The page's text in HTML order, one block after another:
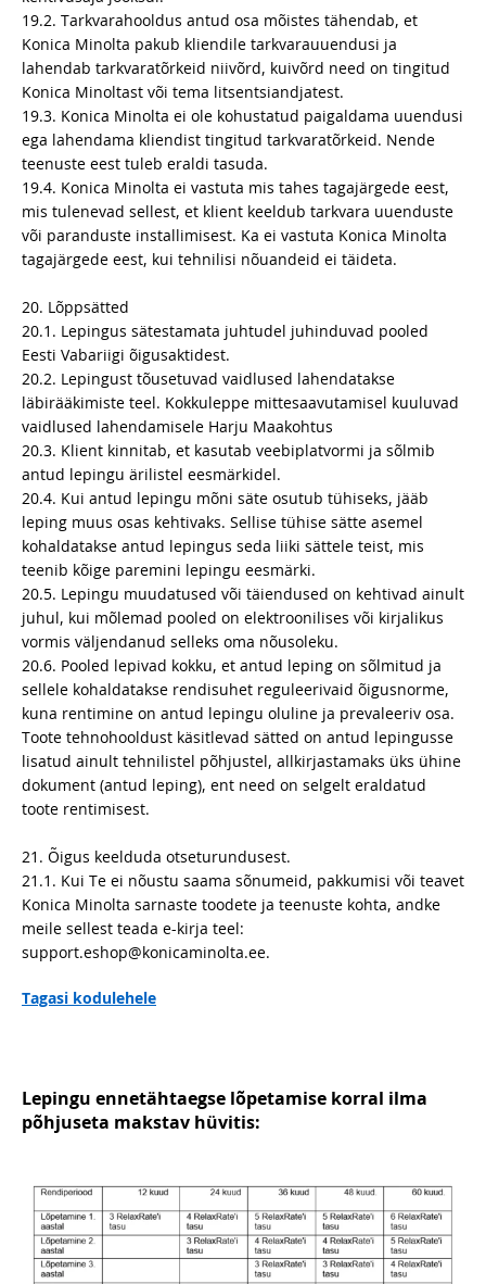
19.2. Tarkvarahooldus antud osa mõistes tähendab, et
Konica Minolta pakub kliendile tarkvarauuendusi ja
lahendab tarkvaratõrkeid niivõrd, kuivõrd need on tingitud
Konica Minoltast või tema litsentsiandjatest.
19.3. Konica Minolta ei ole kohustatud paigaldama uuendusi
ega lahendama kliendist tingitud tarkvaratõrkeid. Nende
teenuste eest tuleb eraldi tasuda.
19.4. Konica Minolta ei vastuta mis tahes tagajärgede eest,
mis tulenevad sellest, et klient keeldub tarkvara uuenduste
või paranduste installimisest. Ka ei vastuta Konica Minolta
tagajärgede eest, kui tehnilisi nõuandeid ei täideta.
20. Lõppsätted
20.1. Lepingus sätestamata juhtudel juhinduvad pooled
Eesti Vabariigi õigusaktidest.
20.2. Lepingust tõusetuvad vaidlused lahendatakse
läbirääkimiste teel. Kokkuleppe mittesaavutamisel kuuluvad
vaidlused lahendamisele Harju Maakohtus
20.3. Klient kinnitab, et kasutab veebiplatvormi ja sõlmib
antud lepingu ärilistel eesmärkidel.
20.4. Kui antud lepingu mõni säte osutub tühiseks, jääb
leping muus osas kehtivaks. Sellise tühise sätte asemel
kohaldatakse antud lepingus seda liiki sättele teist, mis
teenib kõige paremini lepingu eesmärki.
20.5. Lepingu muudatused või täiendused on kehtivad ainult
juhul, kui mõlemad pooled on elektroonilises või kirjalikus
vormis väljendanud selleks oma nõusoleku.
20.6. Pooled lepivad kokku, et antud leping on sõlmitud ja
sellele kohaldatakse rendisuhet reguleerivaid õigusnorme,
kuna rentimine on antud lepingu oluline ja prevaleeriv osa.
Toote tehnohooldust käsitlevad sätted on antud lepingusse
lisatud ainult tehnilistel põhjustel, allkirjastamaks üks ühine
dokument (antud leping), ent need on selgelt eraldatud
toote rentimisest.
21. Õigus keelduda otseturundusest.
21.1. Kui Te ei nõustu saama sõnumeid, pakkumisi või teavet
Konica Minolta sarnaste toodete ja teenuste kohta, andke
meile sellest teada e-kirja teel:
support.eshop@konicaminolta.ee.
Tagasi kodulehele
Lepingu ennetähtaegse lõpetamise korral ilma
põhjuseta makstav hüvitis: